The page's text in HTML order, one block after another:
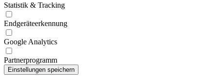
Statistik & Tracking
Endgeräteerkennung
Google Analytics
Partnerprogramm